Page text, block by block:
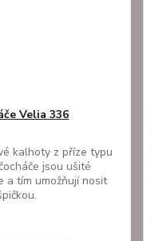
Velia 336
kalhoty z příze typu
jsou ušité
a tím umožňují nosit